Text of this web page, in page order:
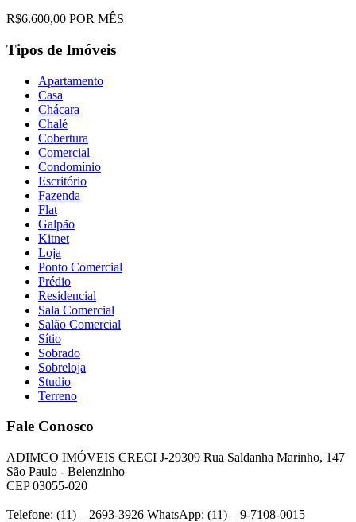
R$6.600,00 POR MÊS
Tipos de Imóveis
Apartamento
Casa
Chácara
Chalé
Cobertura
Comercial
Condomínio
Escritório
Fazenda
Flat
Galpão
Kitnet
Loja
Ponto Comercial
Prédio
Residencial
Sala Comercial
Salão Comercial
Sítio
Sobrado
Sobreloja
Studio
Terreno
Fale Conosco
ADIMCO IMÓVEIS CRECI J-29309 Rua Saldanha Marinho, 147
São Paulo - Belenzinho
CEP 03055-020
Telefone: (11) – 2693-3926 WhatsApp: (11) – 9-7108-0015